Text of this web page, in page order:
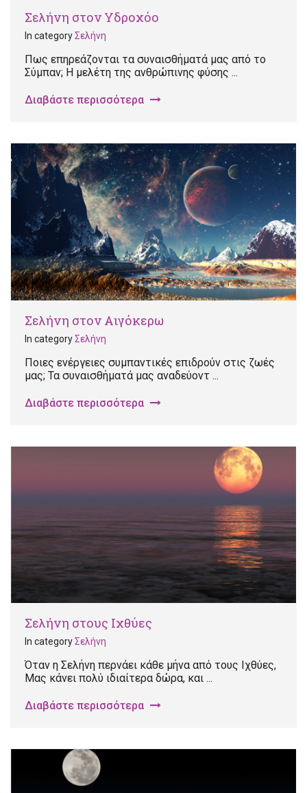
Σελήνη στον Υδροχόο
In categoryΣελήνη
Πως επηρεάζονται τα συναισθήματά μας από το
Σύμπαν; Η μελέτη της ανθρώπινης φύσης ...
Διαβάστε περισσότερα
Σελήνη στον Αιγόκερω
In categoryΣελήνη
Ποιες ενέργειες συμπαντικές επιδρούν στις ζωές
μας; Τα συναισθήματά μας αναδεύοντ ...
Διαβάστε περισσότερα
Σελήνη στους Ιχθύες
In categoryΣελήνη
Όταν η Σελήνη περνάει κάθε μήνα από τους Ιχθύες,
Μας κάνει πολύ ιδιαίτερα δώρα, και ...
Διαβάστε περισσότερα